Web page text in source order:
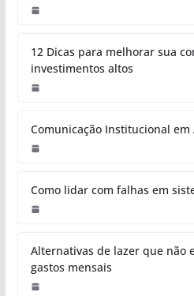
12 Dicas para melhorar sua
investimentos altos
Comunicação Institucional
Como lidar com falhas em
Alternativas de lazer que não
gastos mensais